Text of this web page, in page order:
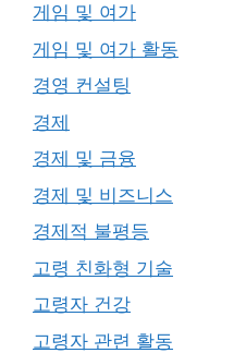
게임 및 여가
게임 및 여가 활동
경영 컨설팅
경제
경제 및 금융
경제 및 비즈니스
경제적 불평등
고령 친화형 기술
고령자 건강
고령자 관련 활동